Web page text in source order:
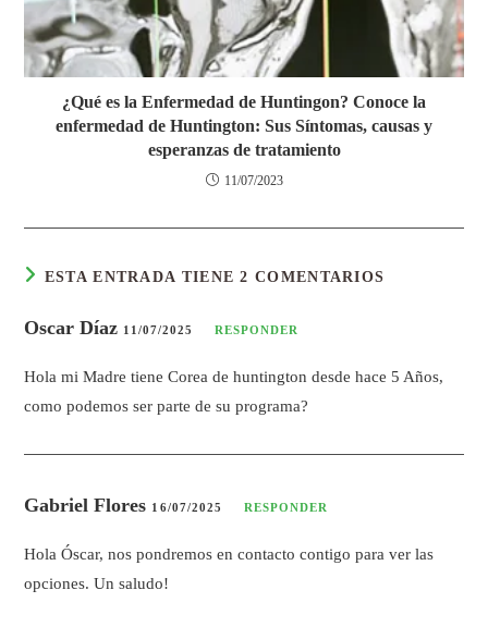
¿Qué es la Enfermedad de Huntingon? Conoce la
enfermedad de Huntington: Sus Síntomas, causas y
esperanzas de tratamiento
11/07/2023
ESTA ENTRADA TIENE 2 COMENTARIOS
Oscar Díaz 11/07/2025 RESPONDER
Hola mi Madre tiene Corea de huntington desde hace 5 Años,
como podemos ser parte de su programa?
Gabriel Flores 16/07/2025 RESPONDER
Hola Óscar, nos pondremos en contacto contigo para ver las
opciones. Un saludo!